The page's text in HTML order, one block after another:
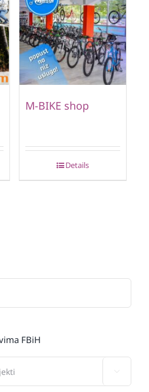
M-BIKE shop
Details
FBiH